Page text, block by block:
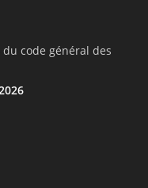
code général des